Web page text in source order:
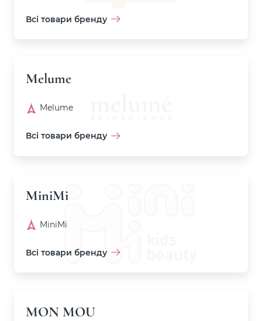
Всі товари бренду
Melume
Melume
Всі товари бренду
MiniMi
MiniMi
Всі товари бренду
MON MOU